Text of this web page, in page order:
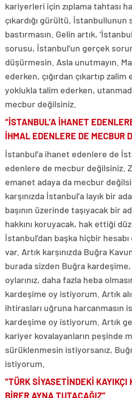
kariyerleri için zıplama tahtası
çıkardığı gürültü, İstanbullunun
bastırmasın. Gelin artık,
sorusu, İstanbul’un gerçek
düşürmesin. Asla unutmayın.
ederken, çığırdan çıkartıp
yoklukla talim ederken,
mecbur değilsiniz.
“İSTANBUL’A İHANET
İHMAL EDENLERE DE MECBUR
İstanbul’a ihanet edenlere de
edenlere de mecbur değilsiniz.
emanet adaya da mecbur
karşınızda İstanbul’a layık bir
başının üzerinde taşıyacak bir
hakkını koruyacak, hak ettiği
İstanbul’dan başka hiçbir
var. Artık karşınızda Buğra
burada sizden Buğra
oylarınız, daha fazla heba
kardeşime oy istiyorum. Artık
ihtirasları uğruna harcanmasın
kardeşime oy istiyorum. Artık
kariyer kovalayanların peşinde
sürüklenmesin istiyorsanız,
istiyorum.
“TÜRK SİYASETİNDEKİ
BİRER AYNA TUTACAĞIZ”